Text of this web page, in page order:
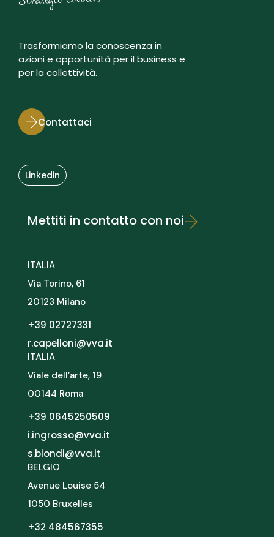
Trasformiamo la conoscenza in
azioni e opportunità per il business e
per la collettività.
Contattaci
Linkedin
Mettiti in contatto con noi
ITALIA
Via Torino, 61
20123 Milano
+39 02727331
r.capelloni@vva.it
ITALIA
Viale dell’arte, 19
00144 Roma
+39 0645250509
i.ingrosso@vva.it
s.biondi@vva.it
BELGIO
Avenue Louise 54
1050 Bruxelles
+32 484567355